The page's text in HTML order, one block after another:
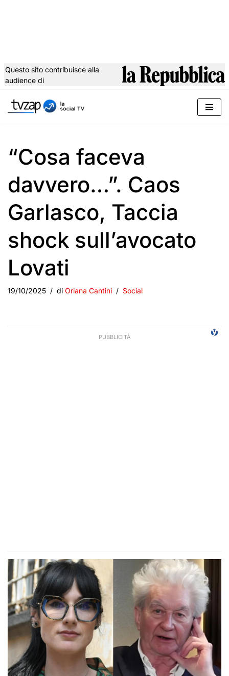
al
Questo sito contribuisce alla
audience di
“Cosa faceva
davvero…”. Caos
Garlasco, Taccia
shock sull’avocato
Lovati
19/10/2025 di Oriana Cantini Social